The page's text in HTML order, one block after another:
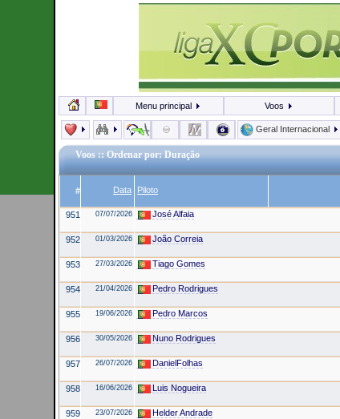
Menu principal Voos
Geral Internacional
Voos :: Ordenar por: Duração
# Data Piloto
951 07/07/2026 José Alfaia
952 01/03/2026 João Correia
953 27/03/2026 Tiago Gomes
954 21/04/2026 Pedro Rodrigues
955 19/06/2026 Pedro Marcos
956 30/05/2026 Nuno Rodrigues
957 26/07/2026 DanielFolhas
958 16/06/2026 Luis Nogueira
959 23/07/2026 Helder Andrade